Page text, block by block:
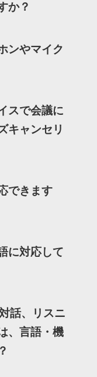
W4 AI翻訳
か？
ンやマイク
スで会議に
キャンセリ
できます
に対応して
話、リスニ
、言語・機